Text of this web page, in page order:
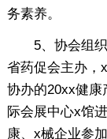
务素养。
5、协会组织
省药促会主办，
协办的20xx健康
际会展中心x馆
康、x械企业参